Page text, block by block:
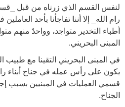
لنفس القسم الذي زرناه من قبل
رام الله_ إلا أننا تفاجأنا بأحد
أطباء التخدير متواجد، وواحدٌ منهم
المبنى البحريني.
في المبنى البحريني التقينا مع
يكون على رأس عمله في جناح أبناء
قسمي العمليات في المبنيين بسبب
الجناح.